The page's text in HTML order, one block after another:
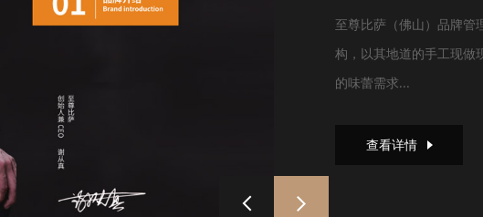
至尊比萨（佛山）品牌管
构，以其地道的手工现做
的味蕾需求...
查看详情